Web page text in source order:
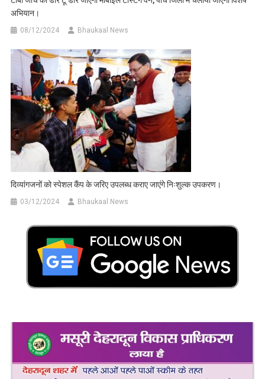
अभियान।
08/12/2024 Bhaukaal News
दिव्यांगजनों को स्पेशल कैंप के जरिए उपलब्ध कराए जाएंगे निःशुल्क उपकरण।
03/12/2024 Bhaukaal News